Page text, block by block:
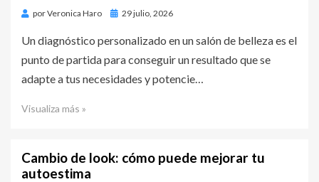
porVeronica Haro
Publicado
29 julio, 2026
Un diagnóstico personalizado en un salón de belleza es el
punto de partida para conseguir un resultado que se
adapte a tus necesidades y potencie…
Visualiza más »
Cambio de look: cómo puede mejorar tu
autoestima